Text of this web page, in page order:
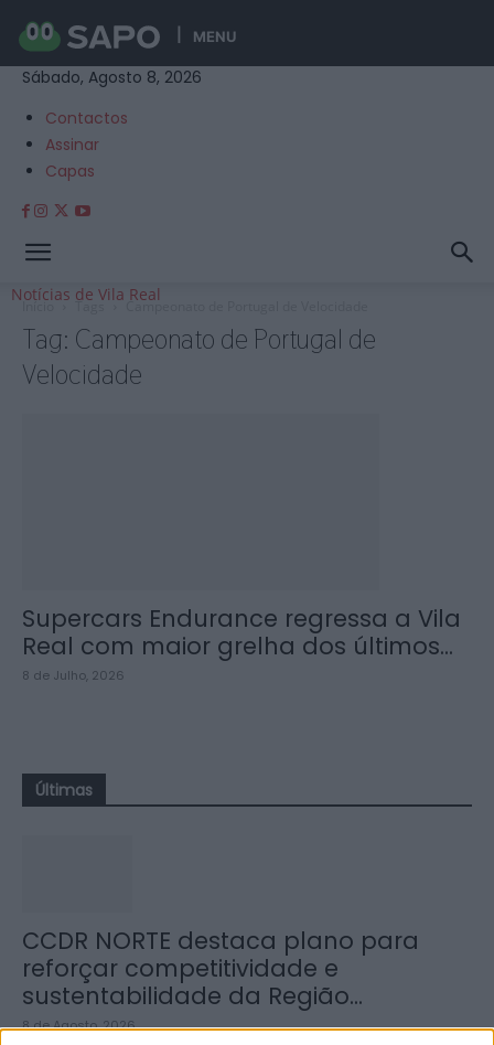
MENU
Sábado, Agosto 8, 2026
Contactos
Assinar
Capas
Notícias de Vila Real
Início Tags Campeonato de Portugal de Velocidade
Tag: Campeonato de Portugal de
Velocidade
Supercars Endurance regressa a Vila
Real com maior grelha dos últimos...
8 de Julho, 2026
Últimas
CCDR NORTE destaca plano para
reforçar competitividade e
sustentabilidade da Região...
8 de Agosto, 2026